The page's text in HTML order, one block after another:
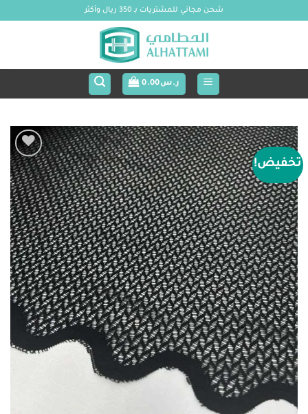
شحن مجاني للمشتريات بـ 350 ريال وأكثر
ر.س0.00
تخفيض!
Add to
wishlist